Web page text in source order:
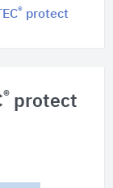
® protect
® protect